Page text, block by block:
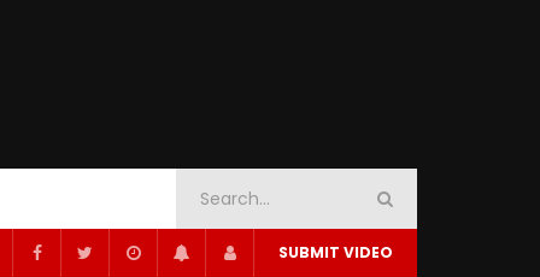
SUBMIT VIDEO